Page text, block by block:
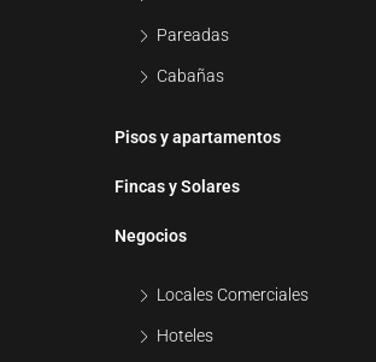
Pareadas
Cabañas
Pisos y apartamentos
Fincas y Solares
Negocios
Locales Comerciales
Hoteles